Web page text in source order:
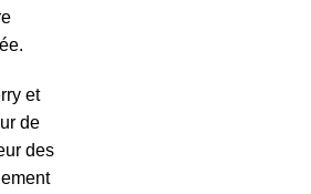
et
de
des